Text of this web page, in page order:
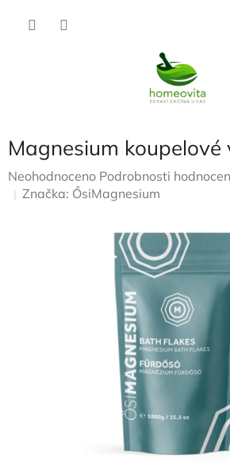
Magnesium koupelové
Průměrné
hodnocení
Neohodnoceno Podrobnosti
Značka: ŐsiMagnesium